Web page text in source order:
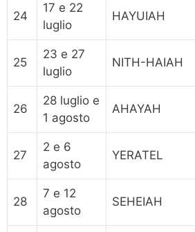
24
17 e 22
luglio
HAYUIAH
25
23 e 27
luglio
NITH-HAIAH
26
28 luglio e
1 agosto
AHAYAH
27
2 e 6
agosto
YERATEL
28
7 e 12
agosto
SEHEIAH